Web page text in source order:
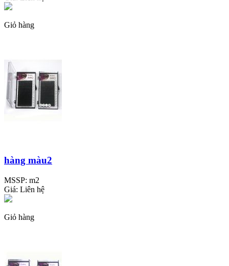
Giỏ hàng
hàng màu2
MSSP: m2
Giá: Liên hệ
Giỏ hàng